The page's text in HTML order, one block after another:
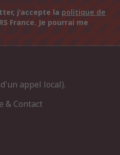
j'accepte la politique de
France. Je pourrai me
appel local).
& Contact